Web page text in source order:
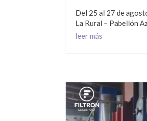
Del 25 al 27 de
La Rural – Pabellón
leer más